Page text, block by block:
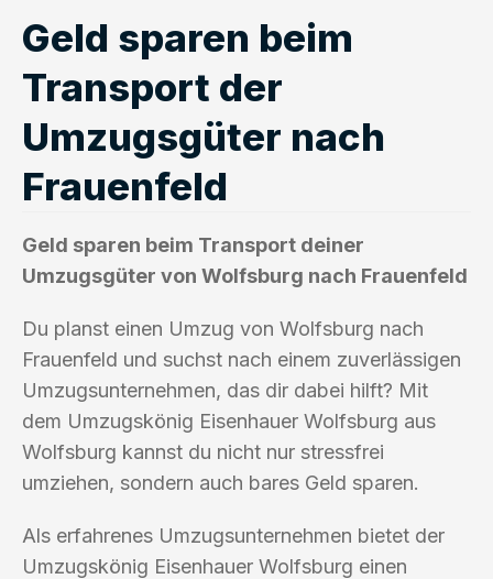
Geld sparen beim
Transport der
Umzugsgüter nach
Frauenfeld
Geld sparen beim Transport deiner
Umzugsgüter von Wolfsburg nach Frauenfeld
Du planst einen Umzug von Wolfsburg nach
Frauenfeld und suchst nach einem zuverlässigen
Umzugsunternehmen, das dir dabei hilft? Mit
dem Umzugskönig Eisenhauer Wolfsburg aus
Wolfsburg kannst du nicht nur stressfrei
umziehen, sondern auch bares Geld sparen.
Als erfahrenes Umzugsunternehmen bietet der
Umzugskönig Eisenhauer Wolfsburg einen